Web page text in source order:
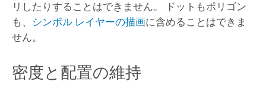
リしたりすることはできません。 ドットもポリゴン
も、
シンボル レイヤーの描画に含めることはできま
せん。
密度と配置の維持